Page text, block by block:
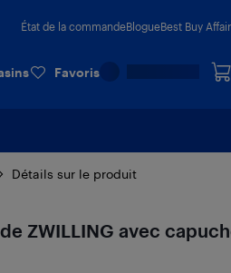
État de la commandeBlogueBest Buy
Favoris
Détails sur le produit
ZWILLING avec